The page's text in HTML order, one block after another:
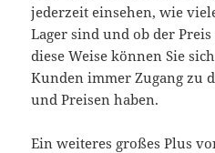
jederzeit einsehen, wie
Lager sind und ob der
diese Weise können Sie
Kunden immer Zugang zu
und Preisen haben.
Ein weiteres großes Plus